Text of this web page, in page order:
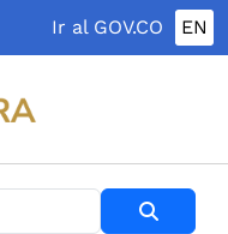
Ir al GOV.CO EN